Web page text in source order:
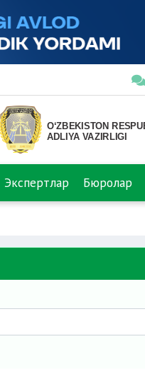
Экспертлар Бюролар